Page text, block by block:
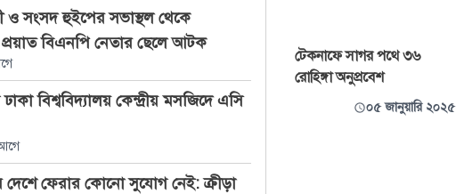
ও সংসদ হুইপের সভাস্থল থেকে
বিএনপি নেতার ছেলে আটক
বিশ্ববিদ্যালয় কেন্দ্রীয় মসজিদে এসি
দেশে ফেরার কোনো সুযোগ নেই: ক্রীড়া
টেকনাফে সাগর পথে ৩৬
রোহিঙ্গা অনুপ্রবেশ
০৫ জানুয়ারি ২০২৫